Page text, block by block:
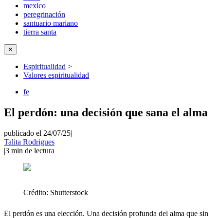
mexico
peregrinación
santuario mariano
tierra santa
✕
Espiritualidad >
Valores espiritualidad
fe
El perdón: una decisión que sana el alma
publicado el 24/07/25|
Talita Rodrigues
|3 min de lectura
Crédito: Shutterstock
El perdón es una elección. Una decisión profunda del alma que sin